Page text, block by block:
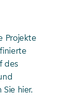
Projekte
des
hier.